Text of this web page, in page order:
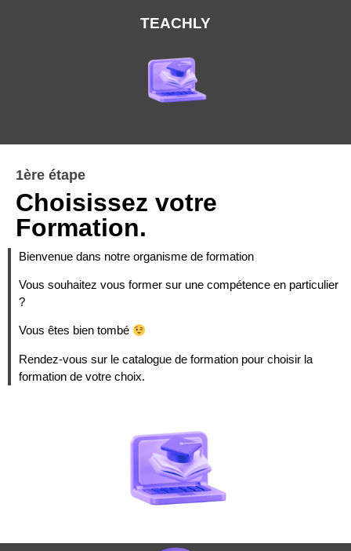
TEACHLY
1ère étape
Choisissez votre
Formation.
Bienvenue dans notre organisme de formation
Vous souhaitez vous former sur une compétence en particulier
?
Vous êtes bien tombé
Rendez-vous sur le catalogue de formation pour choisir la
formation de votre choix.